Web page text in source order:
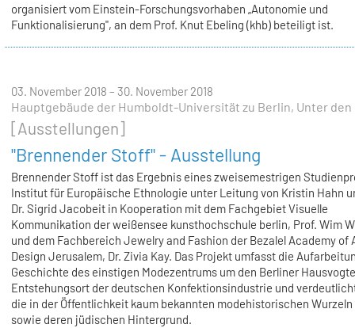
organisiert vom Einstein-Forschungsvorhaben „Autonomie und
Funktionalisierung", an dem Prof. Knut Ebeling (khb) beteiligt ist.
03. November 2018 – 30. November 2018
Hauptgebäude der Humboldt-Universität zu Berlin, Unter den
[Ausstellungen]
"Brennender Stoff" - Ausstellung
Brennender Stoff ist das Ergebnis eines zweisemestrigen
Institut für Europäische Ethnologie unter Leitung von Kristin Hahn
Dr. Sigrid Jacobeit in Kooperation mit dem Fachgebiet Visuelle
Kommunikation der weißensee kunsthochschule berlin, Prof. Wim
und dem Fachbereich Jewelry and Fashion der Bezalel Academy of
Design Jerusalem, Dr. Zivia Kay. Das Projekt umfasst die
Geschichte des einstigen Modezentrums um den Berliner
Entstehungsort der deutschen Konfektionsindustrie und
die in der Öffentlichkeit kaum bekannten modehistorischen Wurzeln
sowie deren jüdischen Hintergrund.